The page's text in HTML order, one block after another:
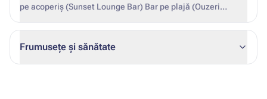
pe acoperiș (Sunset Lounge Bar) Bar pe plajă (Ouzeri
Frumusețe și sănătate